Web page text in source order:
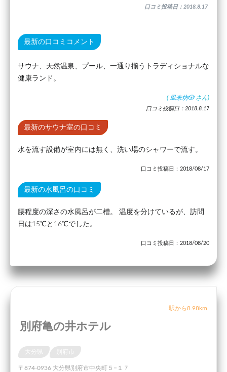
口コミ投稿日：2018.8.17
最新の口コミコメント
サウナ、天然温泉、プール、一通り揃うトラディショナルな
健康ランド。
( 風来坊🎲 さん)
口コミ投稿日：2018.8.17
最新のサウナ室の口コミ
水を流す設備が室内には無く、洗い場のシャワーで流す。
口コミ投稿日：2018/08/17
最新の水風呂の口コミ
腰程度の深さの水風呂が二槽。 温度を分けているが、訪問
日は15℃と16℃でした。
口コミ投稿日：2018/08/20
駅から8.98km
別府亀の井ホテル
〒874-0936 大分県別府市中央町５−１７